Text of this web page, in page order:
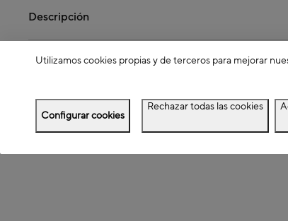
Descripción
Dimensiones
Utilizamos cookies propias y de terceros para mejorar
Configurar cookies
Rechazar todas las cookies